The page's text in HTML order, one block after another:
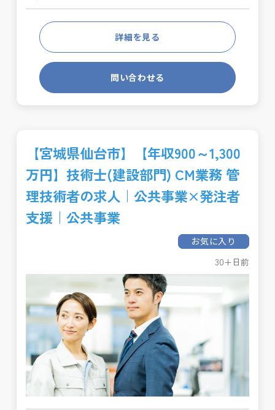
詳細を見る
問い合わせる
【宮城県仙台市】【年収900～1,300
万円】技術士(建設部門) CM業務 管
理技術者の求人｜公共事業×発注者
支援｜公共事業
お気に入り
30+日前